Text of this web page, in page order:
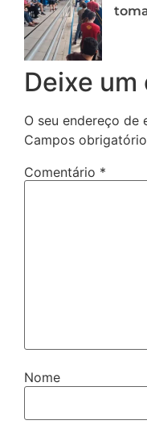
Deixe
O seu endereço de
Campos
Comentário *
Nome